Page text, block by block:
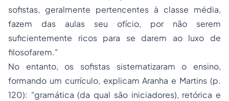
sofistas, geralmente pertencentes à classe média,
fazem das aulas seu ofício, por não serem
suficientemente ricos para se darem ao luxo de
filosofarem."
No entanto, os sofistas sistematizaram o ensino,
formando um currículo, explicam Aranha e Martins (p.
120): "gramática (da qual são iniciadores), retórica e